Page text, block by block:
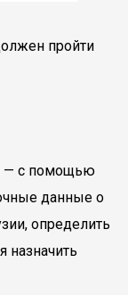
пройти
— с помощью
данные о
определить